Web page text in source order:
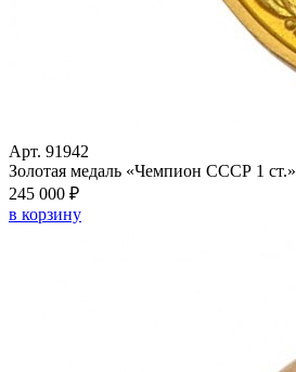
Арт. 91942
Золотая медаль «Чемпион СССР 1 ст.»
245 000 ₽
в корзину